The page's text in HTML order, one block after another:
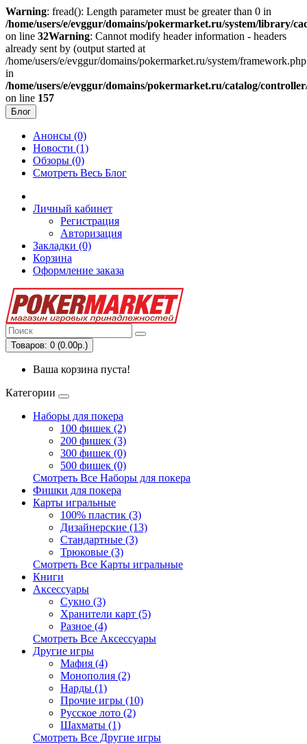
Warning: fread(): Length parameter must be greater than 0 in
/home/users/e/evggur/domains/pokermarket.ru/system/library/
on line 32Warning: Cannot modify header information - headers
already sent by (output started at
/home/users/e/evggur/domains/pokermarket.ru/system/
in
/home/users/e/evggur/domains/pokermarket.ru/catalog/
on line 157
Блог
Анонсы (0)
Новости (1)
Обзоры (0)
Смотреть Весь Блог
Личный кабинет
Регистрация
Авторизация
Закладки (0)
Корзина
Оформление заказа
Товаров: 0 (0.00р.)
Ваша корзина пуста!
Категории
Наборы для покера
100 фишек (2)
200 фишек (3)
300 фишек (0)
500 фишек (0)
Смотреть Все Наборы для покера
Фишки для покера
Карты игральные
100% пластик (3)
Дизайнерские (13)
Стандартные (3)
Трюковые (3)
Смотреть Все Карты игральные
Книги
Аксессуары
Сукно (3)
Хранители карт (5)
Разное (4)
Смотреть Все Аксессуары
Другие игры
Мафия (4)
Монополия (2)
Нарды (1)
Прочие игры (10)
Русское лото (2)
Шахматы (1)
Смотреть Все Другие игры